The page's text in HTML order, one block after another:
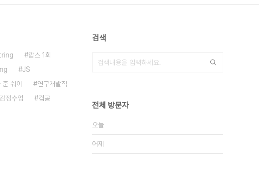
깝스 1회
JS
준 숴이
연구개발직
감정수업
컴공
검색
전체 방문자
오늘
어제